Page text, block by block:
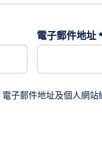
電子郵件地址
子郵件地址及個人網